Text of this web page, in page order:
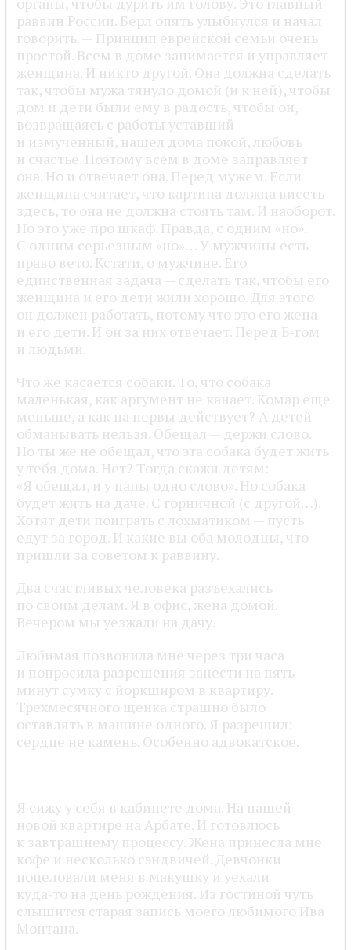
раввин России. Берл опять улыбнулся и начал
говорить. — Принцип еврейской семьи очень
простой. Всем в доме занимается и управляет
женщина. И никто другой. Она должна сделать
так, чтобы мужа тянуло домой (и к ней), чтобы
дом и дети были ему в радость, чтобы он,
возвращаясь с работы уставший
и измученный, нашел дома покой, любовь
и счастье. Поэтому всем в доме заправляет
она. Но и отвечает она. Перед мужем. Если
женщина считает, что картина должна висеть
здесь, то она не должна стоять там. И наоборот.
Но это уже про шкаф. Правда, с одним «но».
С одним серьезным «но»… У мужчины есть
право вето. Кстати, о мужчине. Его
единственная задача — сделать так, чтобы его
женщина и его дети жили хорошо. Для этого
он должен работать, потому что это его жена
и его дети. И он за них отвечает. Перед Б‑гом
и людьми.
Что же касается собаки. То, что собака
маленькая, как аргумент не канает. Комар еще
меньше, а как на нервы действует? А детей
обманывать нельзя. Обещал — держи слово.
Но ты же не обещал, что эта собака будет жить
у тебя дома. Нет? Тогда скажи детям:
«Я обещал, и у папы одно слово». Но собака
будет жить на даче. С горничной (с другой…).
Хотят дети поиграть с лохматиком — пусть
едут за город. И какие вы оба молодцы, что
пришли за советом к раввину.
Два счастливых человека разъехались
по своим делам. Я в офис, жена домой.
Вечером мы уезжали на дачу.
Любимая позвонила мне через три часа
и попросила разрешения занести на пять
минут сумку с йоркширом в квартиру.
Трехмесячного щенка страшно было
оставлять в машине одного. Я разрешил:
сердце не камень. Особенно адвокатское.
Я сижу у себя в кабинете дома. На нашей
новой квартире на Арбате. И готовлюсь
к завтрашнему процессу. Жена принесла мне
кофе и несколько сэндвичей. Девчонки
поцеловали меня в макушку и уехали
куда‑то на день рождения. Из гостиной чуть
слышится старая запись моего любимого Ива
Монтана.